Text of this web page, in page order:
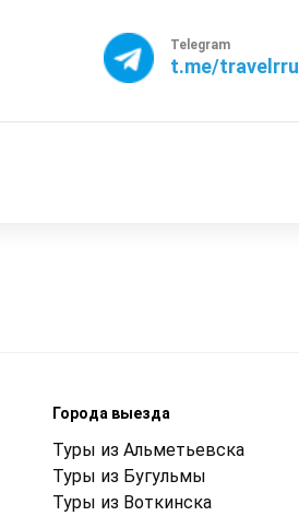
Telegram
t.me/travelrru
Города выезда
Туры из Альметьевска
Туры из Бугульмы
Туры из Воткинска